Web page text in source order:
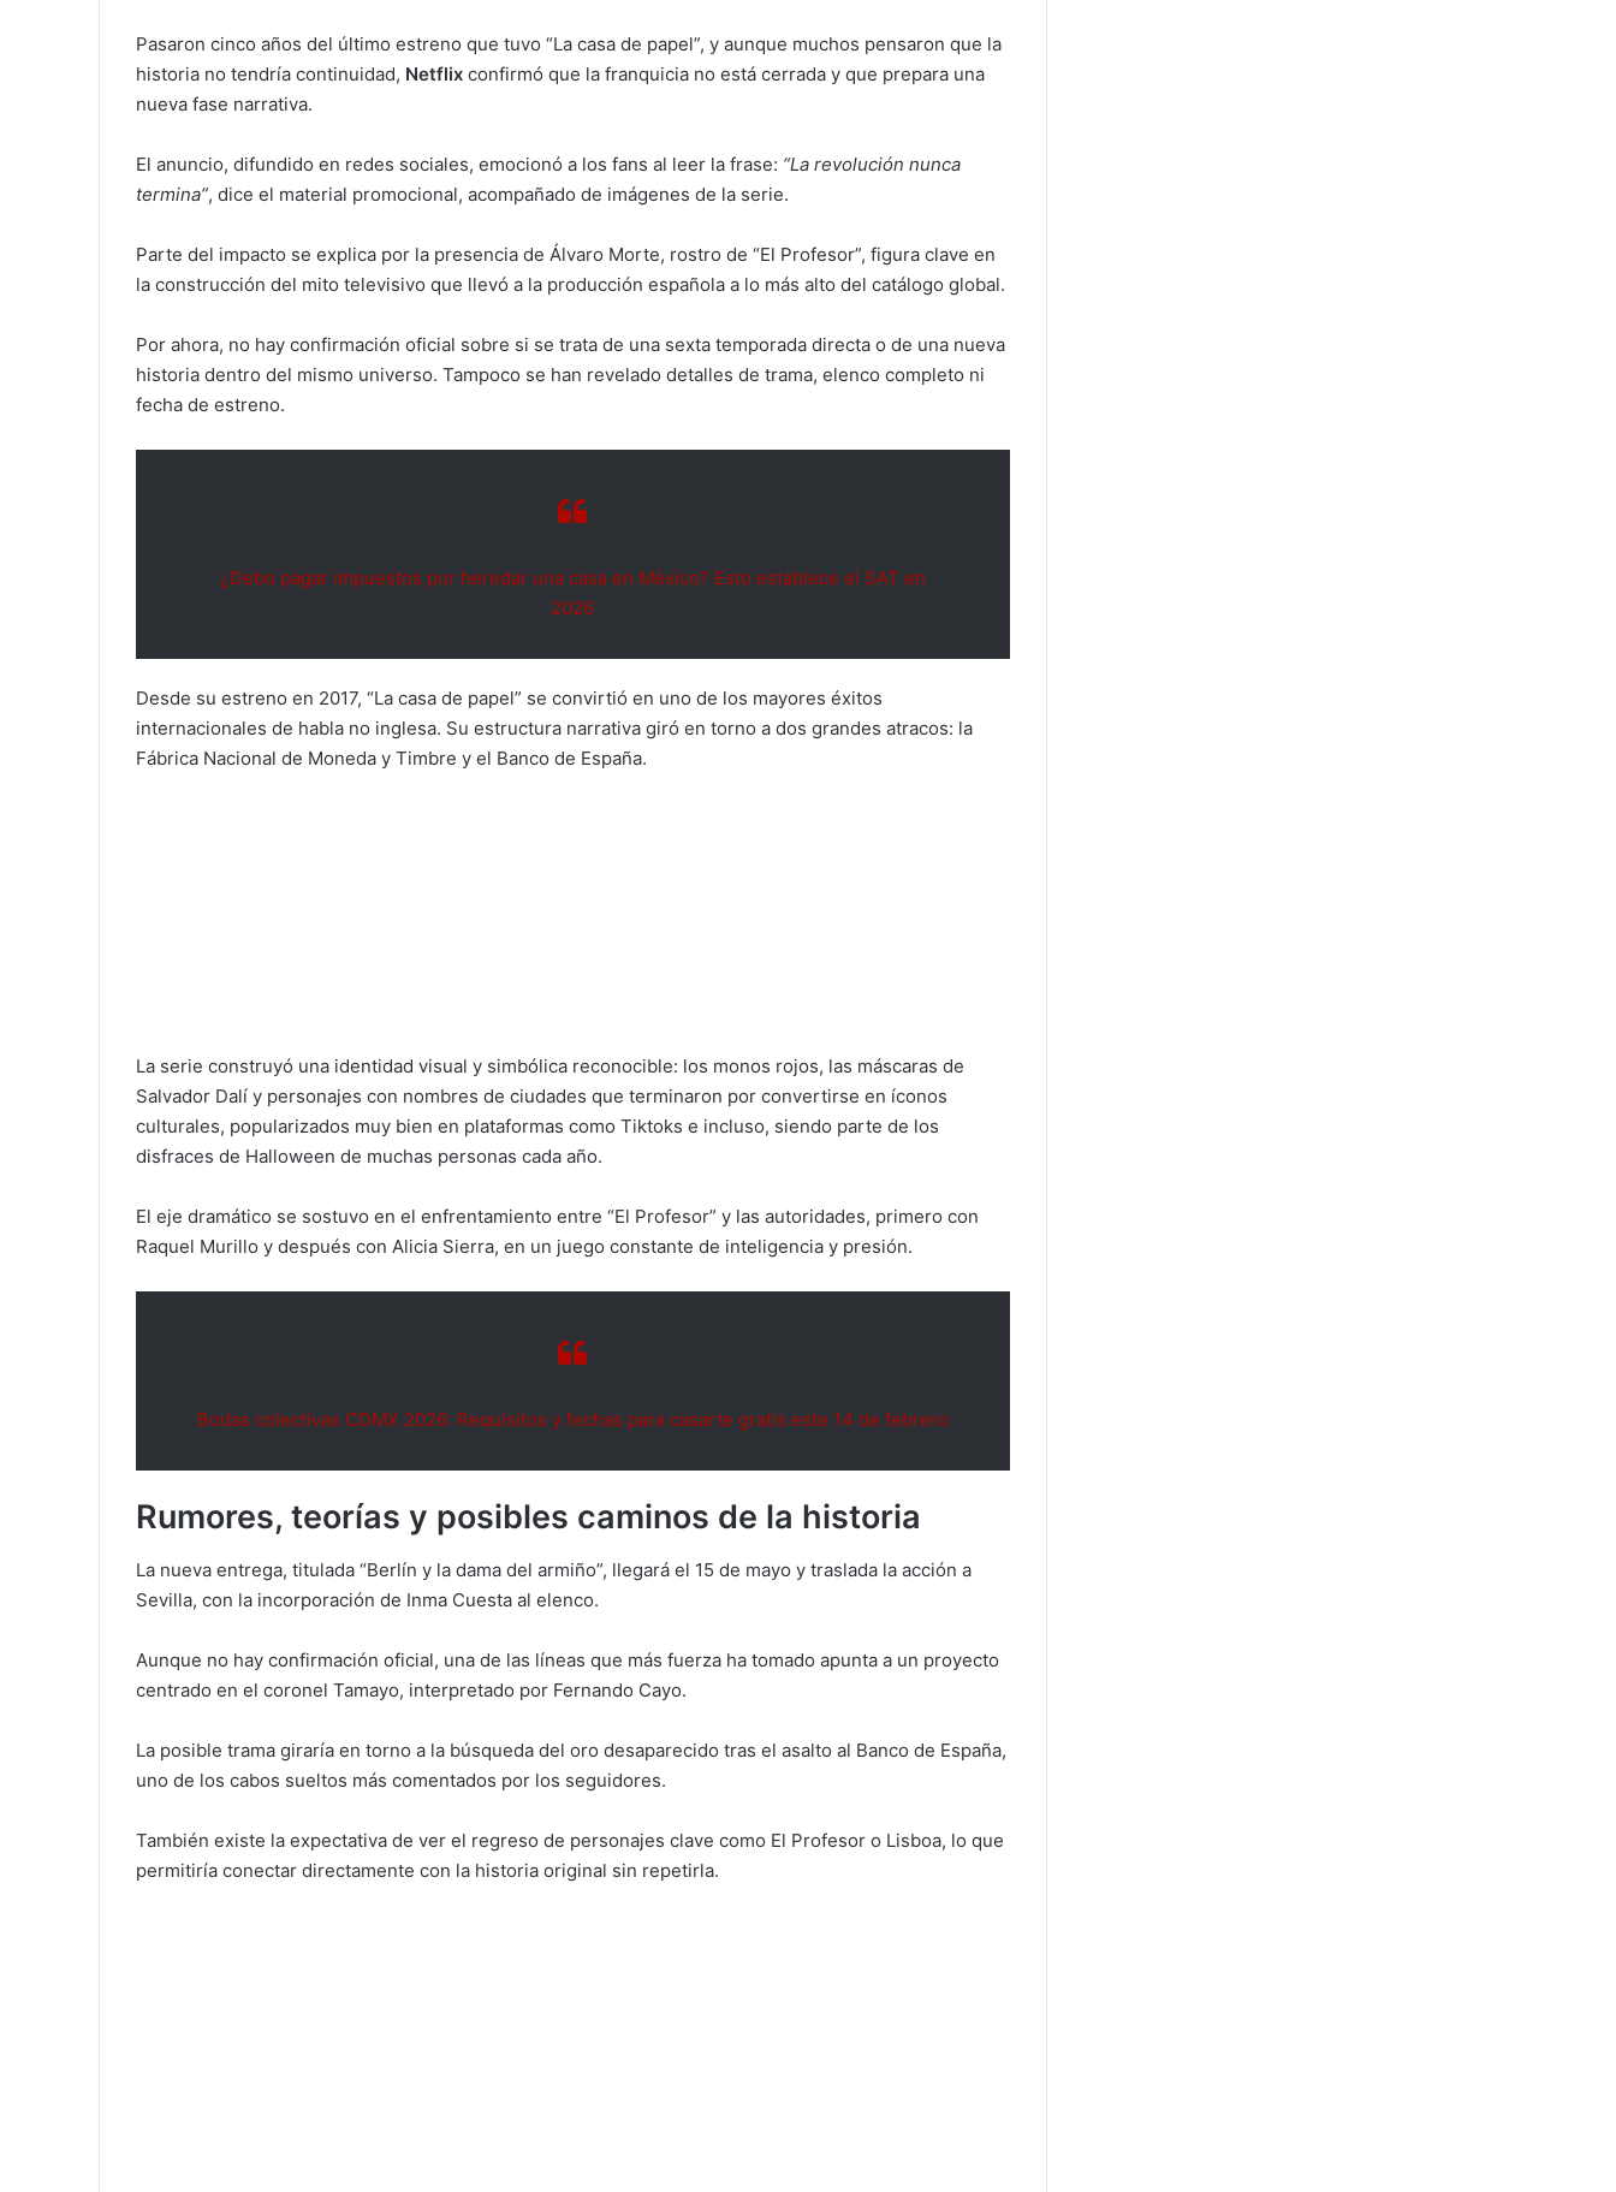
Pasaron cinco años del último estreno que tuvo “La casa de papel”, y aunque muchos pensaron que la
historia no tendría continuidad, Netflixconfirmó que la franquicia no está cerrada y que prepara una
nueva fase narrativa.
El anuncio, difundido en redes sociales, emocionó a los fans al leer la frase: “La revolución nunca
termina”, dice el material promocional, acompañado de imágenes de la serie.
Parte del impacto se explica por la presencia de Álvaro Morte, rostro de “El Profesor”, figura clave en
la construcción del mito televisivo que llevó a la producción española a lo más alto del catálogo global.
Por ahora, no hay confirmación oficial sobre si se trata de una sexta temporada directa o de una nueva
historia dentro del mismo universo. Tampoco se han revelado detalles de trama, elenco completo ni
fecha de estreno.
¿Debo pagar impuestos por heredar una casa en México? Esto establece el SAT en
2026
Desde su estreno en 2017, “La casa de papel” se convirtió en uno de los mayores éxitos
internacionales de habla no inglesa. Su estructura narrativa giró en torno a dos grandes atracos: la
Fábrica Nacional de Moneda y Timbre y el Banco de España.
La serie construyó una identidad visual y simbólica reconocible: los monos rojos, las máscaras de
Salvador Dalí y personajes con nombres de ciudades que terminaron por convertirse en íconos
culturales, popularizados muy bien en plataformas como Tiktoks e incluso, siendo parte de los
disfraces de Halloween de muchas personas cada año.
El eje dramático se sostuvo en el enfrentamiento entre “El Profesor” y las autoridades, primero con
Raquel Murillo y después con Alicia Sierra, en un juego constante de inteligencia y presión.
Bodas colectivas CDMX 2026: Requisitos y fechas para casarte gratis este 14 de febrero
Rumores, teorías y posibles caminos de la historia
La nueva entrega, titulada “Berlín y la dama del armiño”, llegará el 15 de mayo y traslada la acción a
Sevilla, con la incorporación de Inma Cuesta al elenco.
Aunque no hay confirmación oficial, una de las líneas que más fuerza ha tomado apunta a un proyecto
centrado en el coronel Tamayo, interpretado por Fernando Cayo.
La posible trama giraría en torno a la búsqueda del oro desaparecido tras el asalto al Banco de España,
uno de los cabos sueltos más comentados por los seguidores.
También existe la expectativa de ver el regreso de personajes clave como El Profesor o Lisboa, lo que
permitiría conectar directamente con la historia original sin repetirla.